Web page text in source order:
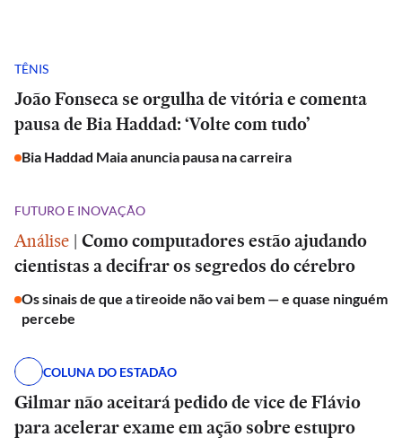
TÊNIS
João Fonseca se orgulha de vitória e comenta
pausa de Bia Haddad: ‘Volte com tudo’
Bia Haddad Maia anuncia pausa na carreira
FUTURO E INOVAÇÃO
Análise | Como computadores estão ajudando
cientistas a decifrar os segredos do cérebro
Os sinais de que a tireoide não vai bem — e quase ninguém
percebe
COLUNA DO ESTADÃO
Gilmar não aceitará pedido de vice de Flávio
para acelerar exame em ação sobre estupro